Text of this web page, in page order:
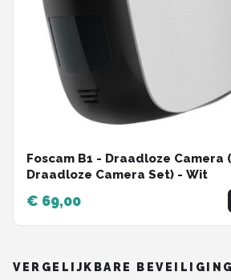
Foscam B1 - Draadloze Camera
Draadloze Camera Set) - Wit
€ 69,00
VERGELIJKBARE